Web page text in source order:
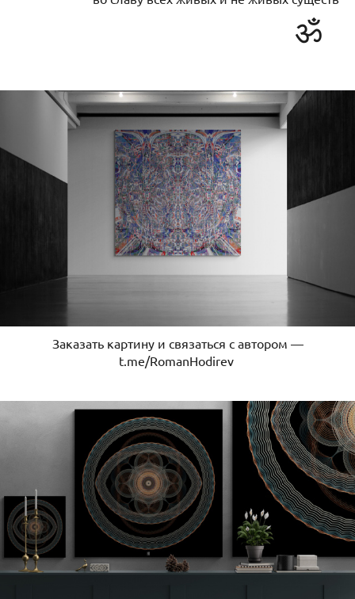
ॐ
Заказать картину и связаться с автором —
t.me/RomanHodirev